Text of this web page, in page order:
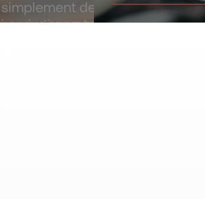
simplement des
inspirations de style